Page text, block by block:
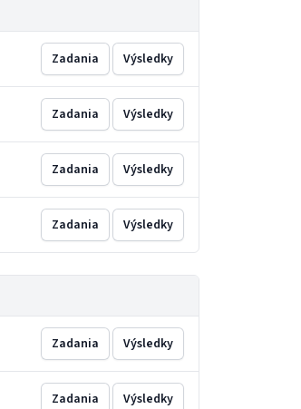
Zadania Výsledky
Zadania Výsledky
Zadania Výsledky
Zadania Výsledky
Zadania Výsledky
Zadania Výsledky